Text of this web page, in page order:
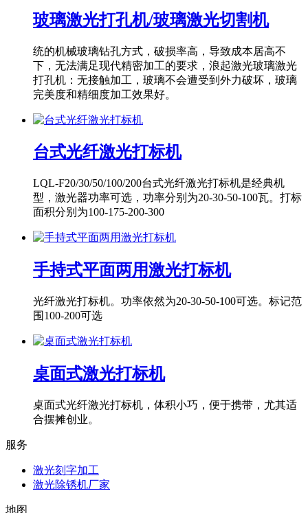
玻璃激光打孔机/玻璃激光切割机
统的机械玻璃钻孔方式，破损率高，导致成本居高不
下，无法满足现代精密加工的要求，浪起激光玻璃激光
打孔机：无接触加工，玻璃不会遭受到外力破坏，玻璃
完美度和精细度加工效果好。
台式光纤激光打标机
LQL-F20/30/50/100/200台式光纤激光打标机是经典机
型，激光器功率可选，功率分别为20-30-50-100瓦。打标
面积分别为100-175-200-300
手持式平面两用激光打标机
光纤激光打标机。功率依然为20-30-50-100可选。标记范
围100-200可选
桌面式激光打标机
桌面式光纤激光打标机，体积小巧，便于携带，尤其适
合摆摊创业。
服务
激光刻字加工
激光除锈机厂家
地图